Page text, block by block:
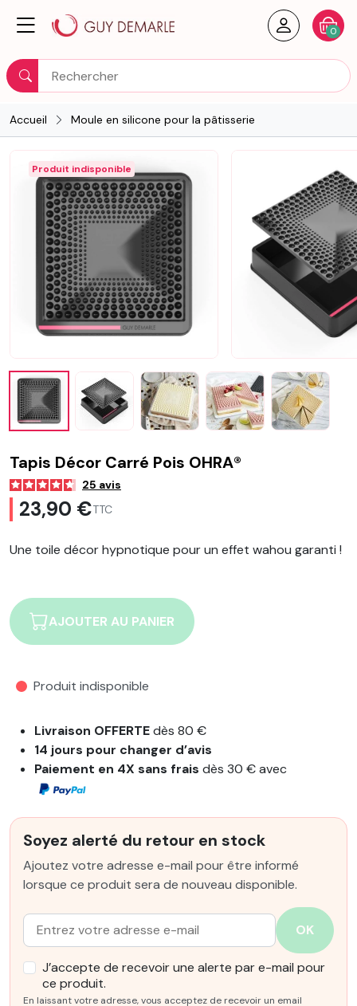
Rechercher
Créer
0
Accueil Moule en silicone pour la pâtisserie
Produit indisponible
Tapis Décor Carré Pois OHRA®
25 avis
23,90 €TTC
Une toile décor hypnotique pour un effet wahou garanti !
AJOUTER AU PANIER
Produit indisponible
Livraison OFFERTEdès 80 €
14 jours pour changer d’avis
Paiement en 4X sans fraisdès 30 € avec
Soyez alerté du retour en stock
Ajoutez votre adresse e-mail pour être informé
lorsque ce produit sera de nouveau disponible.
Email :
OK
J’accepte de recevoir une alerte par e-mail pour
ce produit.
En laissant votre adresse, vous acceptez de recevoir un email